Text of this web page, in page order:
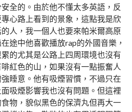
全的。由於他不懂太多英語，反
心路上看到的景象，這點我是欣
人，我一個人也要來帕米爾高原
途中他喜歡播放rap的外國音樂，
的尤其是公路上四周環境也沒有
紅色的山，如果沒有一點振奮人
睡意。他有吸煙習慣，不過只在
吸煙影響我也沒有問題。但這裡
物，貌似黑色的保濟丸但再大一